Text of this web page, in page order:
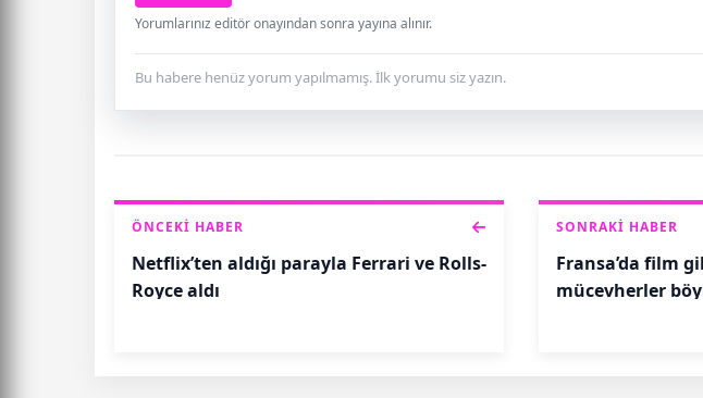
Yorumlarınız editör onayından sonra yayına alınır.
Bu habere henüz yorum yapılmamış. İlk yorumu siz yazın.
ÖNCEKI HABER
Netflix’ten aldığı parayla Ferrari ve Rolls-
Royce aldı
SONRAKI HABER
Fransa’da film
mücevherler